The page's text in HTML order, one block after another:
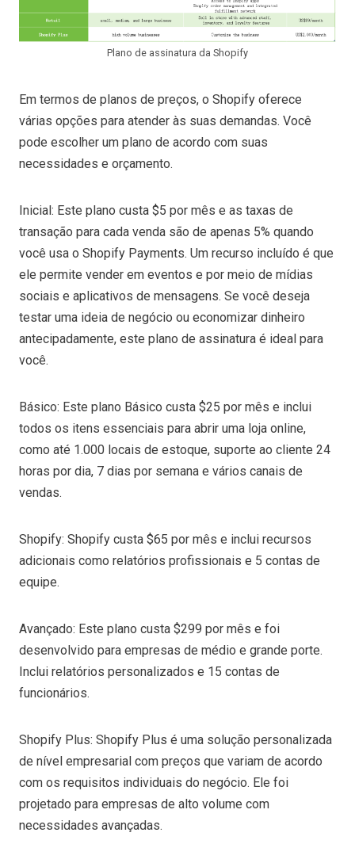
Plano de assinatura da Shopify
Em termos de planos de preços, o Shopify oferece
várias opções para atender às suas demandas. Você
pode escolher um plano de acordo com suas
necessidades e orçamento.
Inicial: Este plano custa $5 por mês e as taxas de
transação para cada venda são de apenas 5% quando
você usa o Shopify Payments. Um recurso incluído é que
ele permite vender em eventos e por meio de mídias
sociais e aplicativos de mensagens. Se você deseja
testar uma ideia de negócio ou economizar dinheiro
antecipadamente, este plano de assinatura é ideal para
você.
Básico: Este plano Básico custa $25 por mês e inclui
todos os itens essenciais para abrir uma loja online,
como até 1.000 locais de estoque, suporte ao cliente 24
horas por dia, 7 dias por semana e vários canais de
vendas.
Shopify: Shopify custa $65 por mês e inclui recursos
adicionais como relatórios profissionais e 5 contas de
equipe.
Avançado: Este plano custa $299 por mês e foi
desenvolvido para empresas de médio e grande porte.
Inclui relatórios personalizados e 15 contas de
funcionários.
Shopify Plus: Shopify Plus é uma solução personalizada
de nível empresarial com preços que variam de acordo
com os requisitos individuais do negócio. Ele foi
projetado para empresas de alto volume com
necessidades avançadas.